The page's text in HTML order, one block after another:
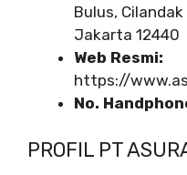
Bulus, Cilandak
Jakarta 12440
Web Resmi:
https://
No.
PROFIL PT